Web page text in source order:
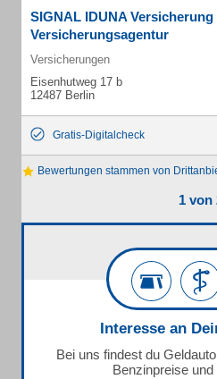
SIGNAL IDUNA
Versicherungsagentur
Versicherungen
Eisenhutweg 17 b
12487 Berlin
Gratis-Digitalcheck
Bewertungen stammen von
1 von
Interesse an
Bei uns findest du
Benzinpreise